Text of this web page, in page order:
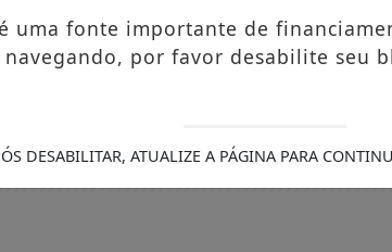
uma fonte importante de
por favor desabilite seu
DESABILITAR, ATUALIZE A PÁGINA PARA